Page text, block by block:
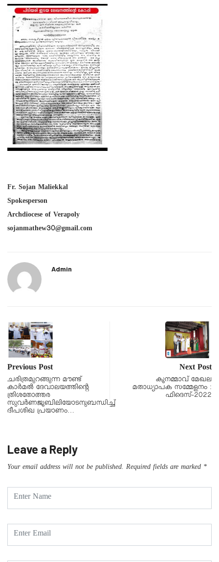
Fr. Sojan Maliekkal
Spokesperson
Archdiocese of Verapoly
sojanmathew30@gmail.com
Admin
Previous Post
ചരിത്രമുറങ്ങുന്ന മൗണ്ട്
കാർമൽ ദേവാലയത്തിന്റെ
ത്രിശതോത്തര
സുവർണജൂബിലിയോടനുബന്ധിച്ച്
ദീപശിഖ പ്രയാണം…
Next Post
കൂനമ്മാവ് മേഖല
മതാധ്യാപക സമ്മേളനം :
ഫിദെസ്-2022
Leave a Reply
Your email address will not be published. Required fields are marked *